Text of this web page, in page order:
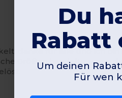
danke für alle und ich
Größen handelte, wenn
Du
Rabatt
Um deinen
Für wen